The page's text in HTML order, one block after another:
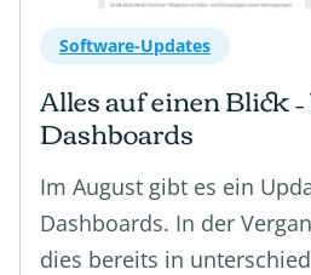
Software-Updates
Alles auf einen Blick
Dashboards
Im August gibt es ein
Dashboards. In der
dies bereits in